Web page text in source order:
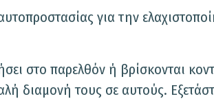
για την
στο παρελθόν ή βρίσκονται
διαμονή τους σε αυτούς.